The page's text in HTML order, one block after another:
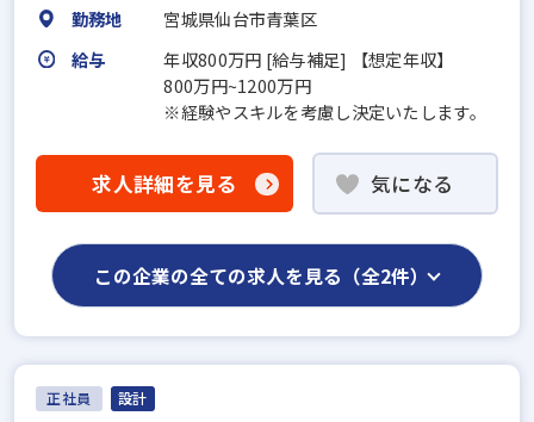
勤務地
宮城県仙台市青葉区
給与
年収800万円 [給与補足] 【想定年収】
800万円~1200万円
※経験やスキルを考慮し決定いたします。
求人詳細を見る 気になる
この企業の全ての求人を見る（全2件）
正社員 設計